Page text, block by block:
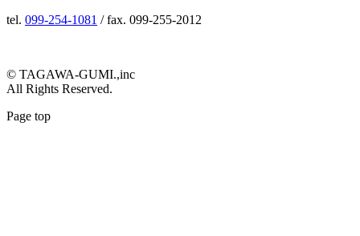
tel. 099-254-1081 / fax. 099-255-2012
© TAGAWA-GUMI.,inc
All Rights Reserved.
Page top